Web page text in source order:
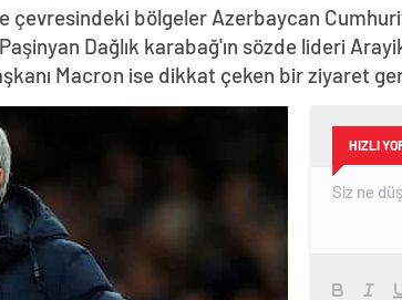
çevresindeki bölgeler Azerbaycan
Dağlık karabağ'ın sözde lideri
Macron ise dikkat çeken bir ziyaret
HIZLI